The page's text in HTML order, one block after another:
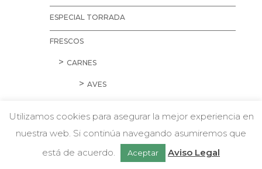
ESPECIAL TORRADA
FRESCOS
CARNES
AVES
CERDO
CORDERO Y CONEJO
w Chatea con nosotros
Utilizamos cookies para asegurar la mejor experiencia en
nuestra web. Si continúa navegando asumiremos que
está de acuerdo.
Aceptar Aviso Legal